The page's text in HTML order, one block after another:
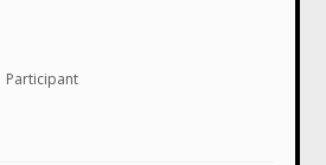
Participant